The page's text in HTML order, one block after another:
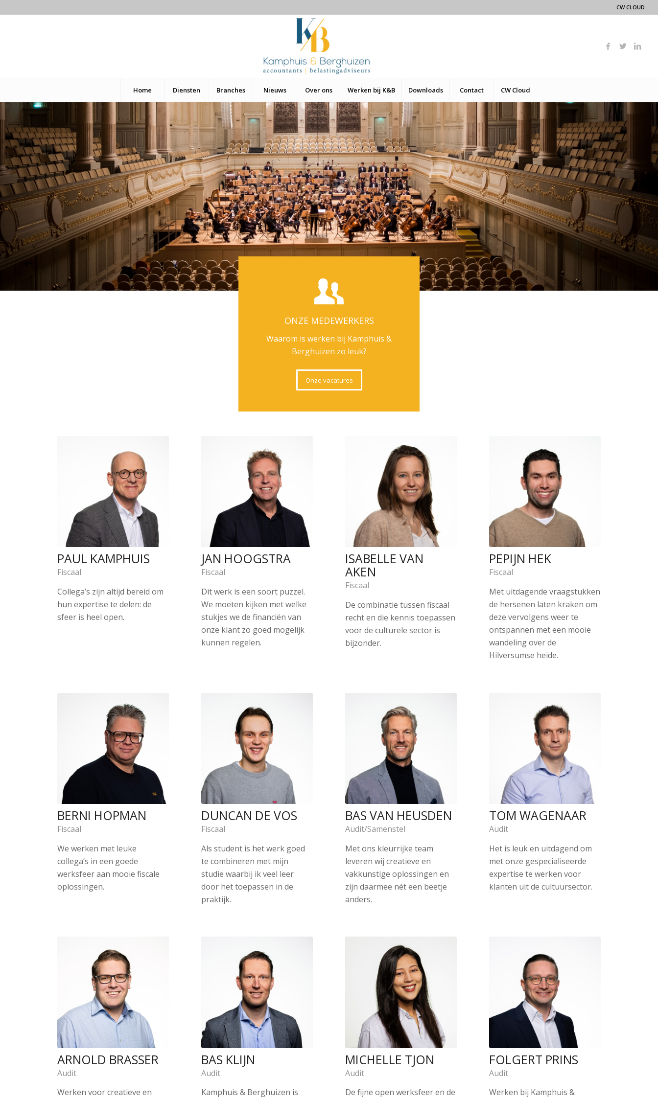
CW CLOUD
Home Diensten Branches Nieuws Over ons Werken bij K&B Downloads Contact CW Cloud
ONZE MEDEWERKERS
Waarom is werken bij Kamphuis &
Berghuizen zo leuk?
Onze vacatures
PAUL KAMPHUIS
Fiscaal
Collega’s zijn altijd bereid om
hun expertise te delen: de
sfeer is heel open.
JAN HOOGSTRA
Fiscaal
Dit werk is een soort puzzel.
We moeten kijken met welke
stukjes we de financiën van
onze klant zo goed mogelijk
kunnen regelen.
ISABELLE VAN
AKEN
Fiscaal
De combinatie tussen fiscaal
recht en die kennis toepassen
voor de culturele sector is
bijzonder.
PEPIJN HEK
Fiscaal
Met uitdagende vraagstukken
de hersenen laten kraken om
deze vervolgens weer te
ontspannen met een mooie
wandeling over de
Hilversumse heide.
BERNI HOPMAN
Fiscaal
We werken met leuke
collega’s in een goede
werksfeer aan mooie fiscale
oplossingen.
DUNCAN DE VOS
Fiscaal
Als student is het werk goed
te combineren met mijn
studie waarbij ik veel leer
door het toepassen in de
praktijk.
BAS VAN HEUSDEN
Audit/Samenstel
Met ons kleurrijke team
leveren wij creatieve en
vakkunstige oplossingen en
zijn daarmee nét een beetje
anders.
TOM WAGENAAR
Audit
Het is leuk en uitdagend om
met onze gespecialiseerde
expertise te werken voor
klanten uit de cultuursector.
ARNOLD BRASSER
Audit
Werken voor creatieve en
BAS KLIJN
Audit
Kamphuis & Berghuizen is
MICHELLE TJON
Audit
De fijne open werksfeer en de
FOLGERT PRINS
Audit
Werken bij Kamphuis &